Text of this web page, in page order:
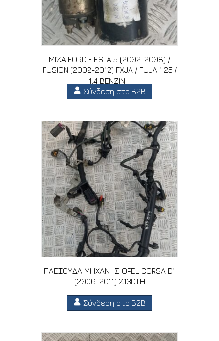
ΜΙΖΑ FORD FIESTA 5 (2002-2008) /
FUSION (2002-2012) FXJA / FUJA 1.25 /
1.4 ΒΕΝΖΙΝΗ
Σύνδεση στο B2B
ΠΛΕΞΟΥΔΑ ΜΗΧΑΝΗΣ OPEL CORSA D1
(2006-2011) Z13DTH
Σύνδεση στο B2B